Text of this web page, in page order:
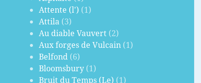
Attente (l') (1)
Attila (3)
Au diable Vauvert (2)
Aux forges de Vulcain (1)
Belfond (6)
Bloomsbury (1)
Bruit du Temps (Le) (1)